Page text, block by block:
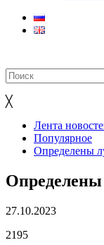
╳
Лента
Популярное
Определены
Определены
27.10.2023
2195